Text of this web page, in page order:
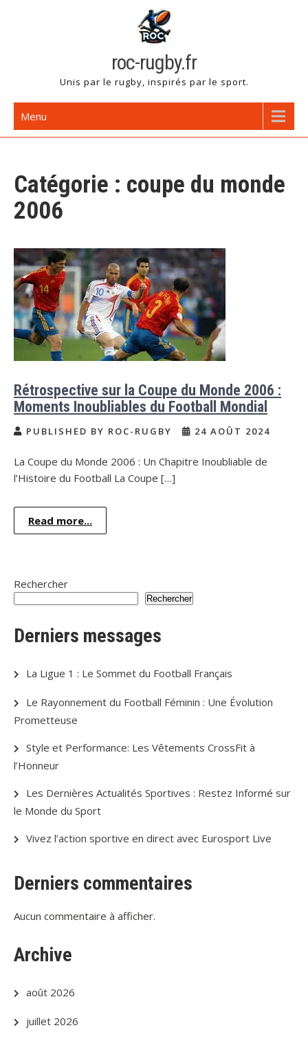
roc-rugby.fr
Unis par le rugby, inspirés par le sport.
Menu
Catégorie : coupe du monde
2006
Rétrospective sur la Coupe du Monde 2006 :
Moments Inoubliables du Football Mondial
PUBLISHED BY ROC-RUGBY 24 AOÛT 2024
La Coupe du Monde 2006 : Un Chapitre Inoubliable de
l’Histoire du Football La Coupe […]
Read more...
Rechercher
Rechercher
Derniers messages
La Ligue 1 : Le Sommet du Football Français
Le Rayonnement du Football Féminin : Une Évolution
Prometteuse
Style et Performance: Les Vêtements CrossFit à
l’Honneur
Les Dernières Actualités Sportives : Restez Informé sur
le Monde du Sport
Vivez l’action sportive en direct avec Eurosport Live
Derniers commentaires
Aucun commentaire à afficher.
Archive
août 2026
juillet 2026